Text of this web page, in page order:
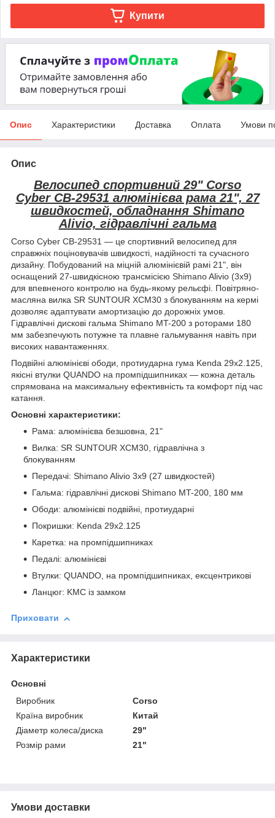
Купити
Опис Характеристики Доставка Оплата Умови
Опис
Велосипед спортивний 29" Corso
Cyber CB-29531 алюмінієва рама 21", 27
швидкостей, обладнання Shimano
Alivio, гідравлічні гальма
Corso Cyber CB-29531 — це спортивний велосипед для
справжніх поціновувачів швидкості, надійності та сучасного
дизайну. Побудований на міцній алюмінієвій рамі 21", він
оснащений 27-швидкісною трансмісією Shimano Alivio (3x9)
для впевненого контролю на будь-якому рельєфі. Повітряно-
масляна вилка SR SUNTOUR XCM30 з блокуванням на кермі
дозволяє адаптувати амортизацію до дорожніх умов.
Гідравлічні дискові гальма Shimano MT-200 з роторами 180
мм забезпечують потужне та плавне гальмування навіть при
високих навантаженнях.
Подвійні алюмінієві ободи, протиударна гума Kenda 29x2.125,
якісні втулки QUANDO на промпідшипниках — кожна деталь
спрямована на максимальну ефективність та комфорт під час
катання.
Основні характеристики:
Рама: алюмінієва безшовна, 21"
Вилка: SR SUNTOUR XCM30, гідравлічна з
блокуванням
Передачі: Shimano Alivio 3x9 (27 швидкостей)
Гальма: гідравлічні дискові Shimano MT-200, 180 мм
Ободи: алюмінієві подвійні, протиударні
Покришки: Kenda 29x2.125
Каретка: на промпідшипниках
Педалі: алюмінієві
Втулки: QUANDO, на промпідшипниках, ексцентрикові
Ланцюг: KMC із замком
Приховати
Характеристики
Основні
Виробник
Corso
Країна виробник
Китай
Діаметр колеса/диска
29"
Розмір рами
21"
Умови доставки